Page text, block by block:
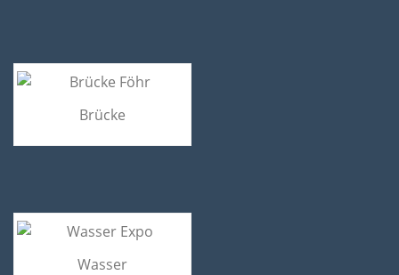
Brücke
Wasser